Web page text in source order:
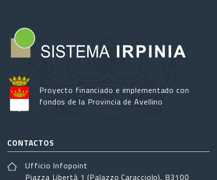
Proyecto financiado e implementado con
fondos de la Provincia de Avellino
CONTACTOS
Ufficio Infopoint
Piazza Libertá 1 (Palazzo Caracciolo), 83100